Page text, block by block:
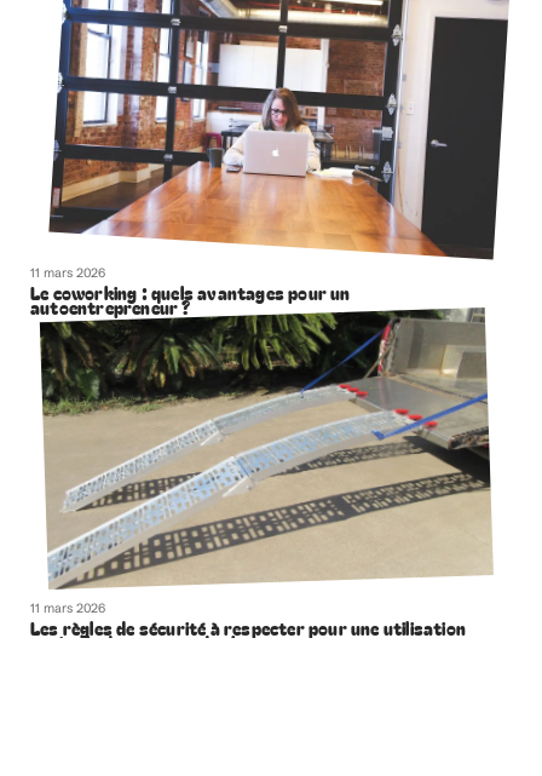
11 mars 2026
Le coworking : quels avantages pour un
autoentrepreneur ?
11 mars 2026
Les règles de sécurité à respecter pour une utilisation
optimale des rampes de chargement